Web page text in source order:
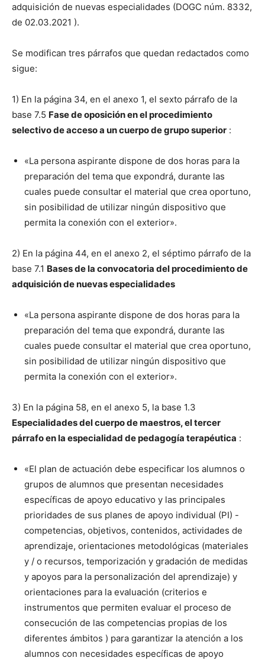
adquisición de nuevas especialidades (DOGC núm. 8332,
de 02.03.2021 ).
Se modifican tres párrafos que quedan redactados como
sigue:
1) En la página 34, en el anexo 1, el sexto párrafo de la
base 7.5 Fase de oposición en el procedimiento
selectivo de acceso a un cuerpo de grupo superior :
«La persona aspirante dispone de dos horas para la
preparación del tema que expondrá, durante las
cuales puede consultar el material que crea oportuno,
sin posibilidad de utilizar ningún dispositivo que
permita la conexión con el exterior».
2) En la página 44, en el anexo 2, el séptimo párrafo de la
base 7.1 Bases de la convocatoria del procedimiento de
adquisición de nuevas especialidades
«La persona aspirante dispone de dos horas para la
preparación del tema que expondrá, durante las
cuales puede consultar el material que crea oportuno,
sin posibilidad de utilizar ningún dispositivo que
permita la conexión con el exterior».
3) En la página 58, en el anexo 5, la base 1.3
Especialidades del cuerpo de maestros, el tercer
párrafo en la especialidad de pedagogía terapéutica :
«El plan de actuación debe especificar los alumnos o
grupos de alumnos que presentan necesidades
específicas de apoyo educativo y las principales
prioridades de sus planes de apoyo individual (PI) -
competencias, objetivos, contenidos, actividades de
aprendizaje, orientaciones metodológicas (materiales
y / o recursos, temporización y gradación de medidas
y apoyos para la personalización del aprendizaje) y
orientaciones para la evaluación (criterios e
instrumentos que permiten evaluar el proceso de
consecución de las competencias propias de los
diferentes ámbitos ) para garantizar la atención a los
alumnos con necesidades específicas de apoyo